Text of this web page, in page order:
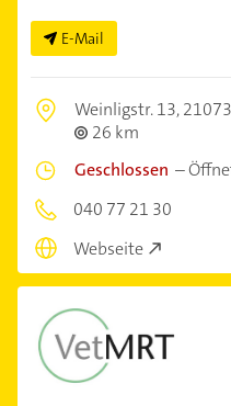
E-Mail
Weinligstr. 13,
26 km
Geschlossen –
040 77 21 30
Webseite